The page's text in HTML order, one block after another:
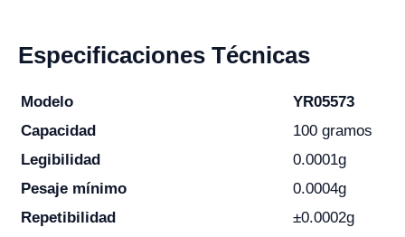
Especificaciones Técnicas
Modelo
YR05573
Capacidad
100 gramos
Legibilidad
0.0001g
Pesaje mínimo
0.0004g
Repetibilidad
±0.0002g